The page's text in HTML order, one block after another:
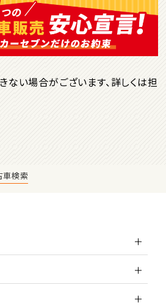
1位
トヨタ
ヤリスクロス
い場合がございます、詳しくは担
車検索